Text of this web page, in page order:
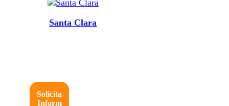
Santa Clara
Solicita
Inform